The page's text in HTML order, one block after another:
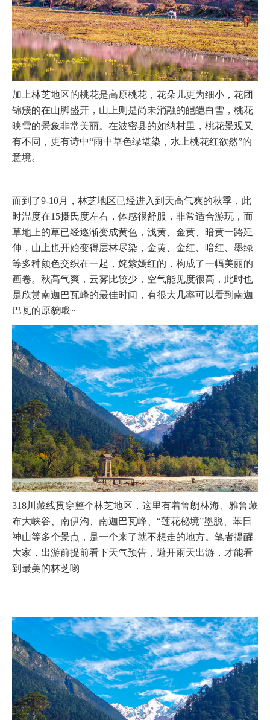
加上林芝地区的桃花是高原桃花，花朵儿更为细小，花团
锦簇的在山脚盛开，山上则是尚未消融的皑皑白雪，桃花
映雪的景象非常美丽。在波密县的如纳村里，桃花景观又
有不同，更有诗中“雨中草色绿堪染，水上桃花红欲然”的
意境。
而到了9-10月，林芝地区已经进入到天高气爽的秋季，此
时温度在15摄氏度左右，体感很舒服，非常适合游玩，而
草地上的草已经逐渐变成黄色，浅黄、金黄、暗黄一路延
伸，山上也开始变得层林尽染，金黄、金红、暗红、墨绿
等多种颜色交织在一起，姹紫嫣红的，构成了一幅美丽的
画卷。秋高气爽，云雾比较少，空气能见度很高，此时也
是欣赏南迦巴瓦峰的最佳时间，有很大几率可以看到南迦
巴瓦的原貌哦~
318川藏线贯穿整个林芝地区，这里有着鲁朗林海、雅鲁藏
布大峡谷、南伊沟、南迦巴瓦峰、“莲花秘境”墨脱、苯日
神山等多个景点，是一个来了就不想走的地方。笔者提醒
大家，出游前提前看下天气预告，避开雨天出游，才能看
到最美的林芝哟